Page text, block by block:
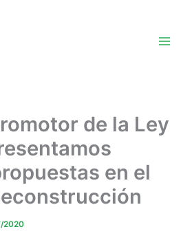
de la Ley
en el
2020